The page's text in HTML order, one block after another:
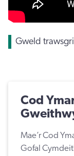
Gweld
Cod
Mae’r Cod
Gofal